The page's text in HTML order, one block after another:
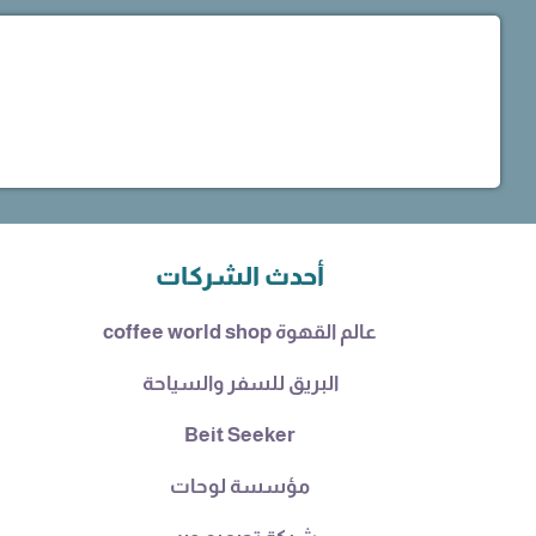
أحدث الشركات
عالم القهوة coffee world shop
البريق للسفر والسياحة
Beit Seeker
مؤسسة لوحات